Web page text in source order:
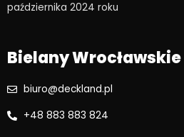
października 2024 roku​
Bielany Wrocławskie
biuro@deckland.pl
+48 883 883 824